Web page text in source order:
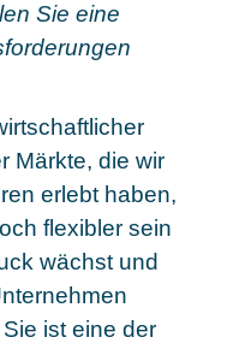
Sie eine
Märkte, die wir
erlebt haben,
flexibler sein
wächst und
ist eine der